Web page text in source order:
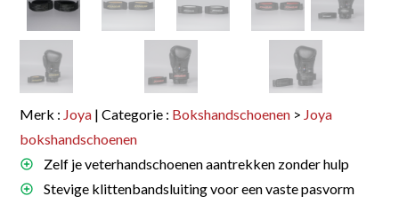
Merk : Joya | Categorie : Bokshandschoenen > Joya
bokshandschoenen
Zelf je veterhandschoenen aantrekken zonder hulp
Stevige klittenbandsluiting voor een vaste pasvorm